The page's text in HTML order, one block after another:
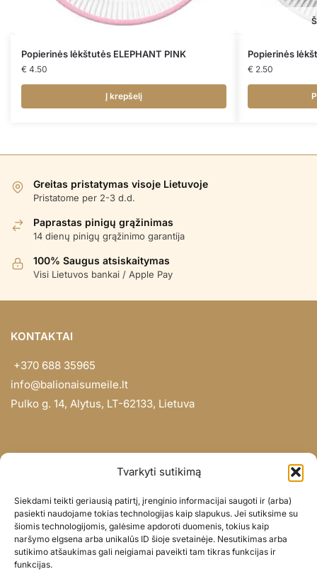
Tvarkyti sutikimą
Siekdami teikti geriausią patirtį, įrenginio informacijai saugoti ir (arba)
pasiekti naudojame tokias technologijas kaip slapukus. Jei sutiksime su
šiomis technologijomis, galėsime apdoroti duomenis, tokius kaip
naršymo elgsena arba unikalūs ID šioje svetainėje. Nesutikimas arba
sutikimo atšaukimas gali neigiamai paveikti tam tikras funkcijas ir
funkcijas.
Popierinės lėkštutės ELEPHANT PINK
€ 4.50
Į krepšelį
Popierinės
€ 2.50
Greitas pristatymas visoje Lietuvoje
Pristatome per 2-3 d.d.
Paprastas pinigų grąžinimas
14 dienų pinigų grąžinimo garantija
100% Saugus atsiskaitymas
Visi Lietuvos bankai / Apple Pay
KONTAKTAI
+370 688 35965
info@balionaisumeile.lt
Pulko g. 14, Alytus, LT-62133, Lietuva
Didmena
Darbų portfolio
Privatumo politika
Parduotuvės politika